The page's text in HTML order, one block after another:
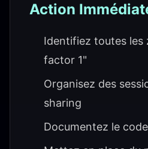
Action
Identifiez toutes les
factor 1"
Organisez des
sharing
Documentez le